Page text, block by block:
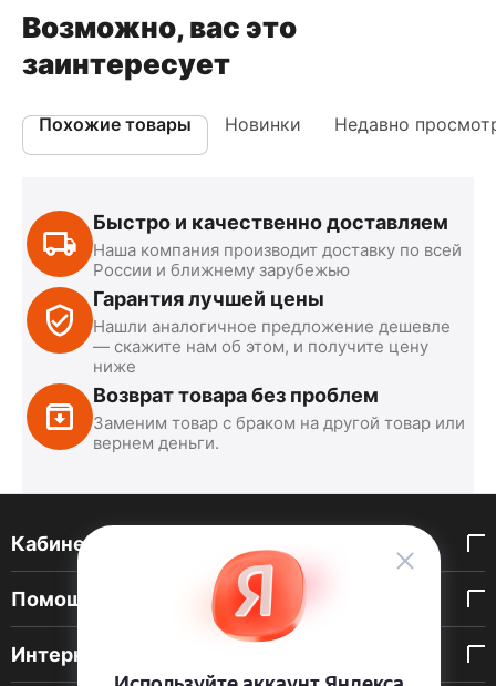
Возможно, вас это
заинтересует
Похожие товары Новинки Недавно
Быстро и качественно доставляем
Наша компания производит доставку по всей
России и ближнему зарубежью
Гарантия лучшей цены
Нашли аналогичное предложение дешевле
— скажите нам об этом, и получите цену
ниже
Возврат товара без проблем
Заменим товар с браком на другой товар или
вернем деньги.
Кабинет покупателя
Помощь покупателю
Интернет-магазин